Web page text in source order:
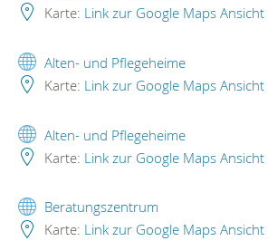
Karte: Link zur Google Maps Ansicht
Alten- und Pflegeheime
Karte: Link zur Google Maps Ansicht
Alten- und Pflegeheime
Karte: Link zur Google Maps Ansicht
Beratungszentrum
Karte: Link zur Google Maps Ansicht